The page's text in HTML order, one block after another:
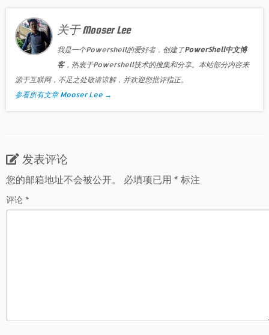
关于 Mooser Lee
我是一个Powershell的爱好者，创建了PowerShell中文博
客，热衷于Powershell技术的搜集和分享。本站部分内容来
源于互联网，不足之处敬请谅解，并欢迎您批评指正。
参看所有文章 Mooser Lee →
发表评论
您的邮箱地址不会被公开。
必填项已用 *标注
评论 *